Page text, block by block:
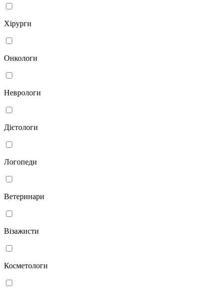
Хірурги
Онкологи
Неврологи
Дієтологи
Логопеди
Ветеринари
Візажисти
Косметологи